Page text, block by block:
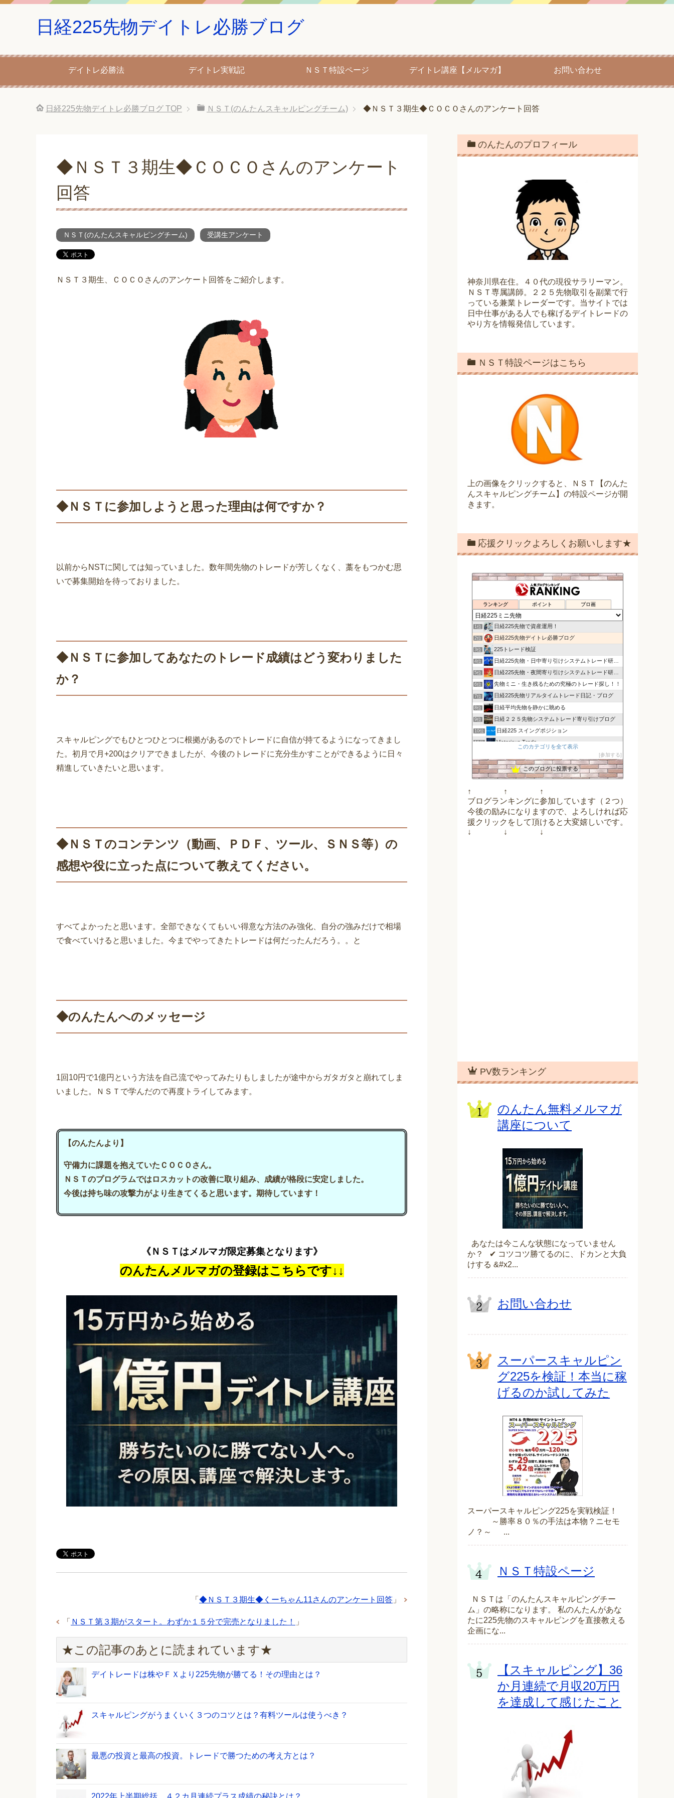
日経225先物デイトレ必勝ブログ
デイトレ必勝法 デイトレ実戦記 ＮＳＴ特設ページ デイトレ講座【メルマガ】 お問い合わせ
日経225先物デイトレ必勝ブログ TOP ＮＳＴ(のんたんスキャルピングチーム) ◆ＮＳＴ３期生◆ＣＯＣＯさんのアンケート回答
◆ＮＳＴ３期生◆ＣＯＣＯさんのアンケート
回答
ＮＳＴ(のんたんスキャルピングチーム) 受講生アンケート
ＮＳＴ３期生、ＣＯＣＯさんのアンケート回答をご紹介します。
◆ＮＳＴに参加しようと思った理由は何ですか？
以前からNSTに関しては知っていました。数年間先物のトレードが芳しくなく、藁をもつかむ思
いで募集開始を待っておりました。
◆ＮＳＴに参加してあなたのトレード成績はどう変わりました
か？
スキャルピングでもひとつひとつに根拠があるのでトレードに自信が持てるようになってきまし
た。初月で月+200はクリアできましたが、今後のトレードに充分生かすことができるように日々
精進していきたいと思います。
◆ＮＳＴのコンテンツ（動画、ＰＤＦ、ツール、ＳＮＳ等）の
感想や役に立った点について教えてください。
すべてよかったと思いま す。全部できなくてもいい得意な方法のみ強化、自分の強みだけで相場
で食べていけると思いました。今までやってきたトレードは何だったんだろう。。と
◆のんたんへのメッセージ
1回10円で1億円という方法を自己流でやってみたりもしましたが途中からガタガタと崩れてしま
いました。ＮＳＴで学んだので再度トライしてみます。
【のんたんより】
守備力に課題を抱えていたＣＯＣＯさん。
ＮＳＴのプログラムではロスカットの改善に取り組み、成績が格段に安定しました。
今後は持ち味の攻撃力がより生きてくると思います。期待しています！
《ＮＳＴはメルマガ限定募集となります》
のんたんメルマガの登録はこちらです↓↓
「 ◆ＮＳＴ３期生◆くーちゃん11さんのアンケート回答 」
「 ＮＳＴ第３期がスタート。わずか１５分で完売となりました！ 」
★この記事のあとに読まれています★
デイトレードは株やＦＸより225先物が勝てる！その理由とは？
スキャルピングがうまくいく３つのコツとは？有料ツールは使うべき？
最悪の投資と最高の投資。トレードで勝つための考え方とは？
2022年上半期総括。４２カ月連続プラス成績の秘訣とは？
のんたんのプロフィール
神奈川県在住。４０代の現役サラリーマン。
ＮＳＴ専属講師。２２５先物取引を副業で行
っている兼業トレーダーです。当サイトでは
日中仕事がある人でも稼げるデイトレードの
やり方を情報発信しています。
ＮＳＴ特設ページはこちら
上の画像をクリックすると、ＮＳＴ【のんた
んスキャルピングチーム】の特設ページが開
きます。
応援クリックよろしくお願いします★
ランキング ポイント ブロ画
1位 日経225先物で資産運用！
2位 日経225先物デイトレ必勝ブログ
3位 225トレード検証
4位 日経225先物・日中寄り引けシステムトレード研究所
5位 日経225先物・夜間寄り引けシステムトレード研究所
6位 先物ミニ・生き残るための究極のトレード探し！！
7位 日経225先物リアルタイムトレード日記・ブログ
8位 日経平均先物を静かに眺める
9位 日経２２５先物システムトレード寄り引けブログ
10位 日経225 スイングポジション
11位 Victorious Trade
13位 日経平均を日々研究するブログ
14位 日経２２５で勝負！先物・オプションで勝つ方法
アラ還トレーダーTのライフワークトレード
このカテゴリを全て表示
参加する
このブログに投票する
↑ ↑ ↑
ブログランキングに参加しています（２つ）
今後の励みになりますので、よろしければ応
援クリックをして頂けると大変嬉しいです。
↓ ↓ ↓
PV数ランキング
のんたん無料メルマガ
講座について
あなたは今こんな状態になっていません
か？ ✔ コツコツ勝てるのに、ドカンと大負
けする &#x2...
お問い合わせ
スーパースキャルピン
グ225を検証！本当に稼
げるのか試してみた
スーパースキャルピング225を実戦検証！
～勝率８０％の手法は本物？ニセモ
ノ？～ ...
ＮＳＴ特設ページ
ＮＳＴは「のんたんスキャルピングチー
ム」の略称になります。 私のんたんがあな
たに225先物のスキャルピングを直接教える
企画にな...
【スキャルピング】36
か月連続で月収20万円
を達成して感じたこと